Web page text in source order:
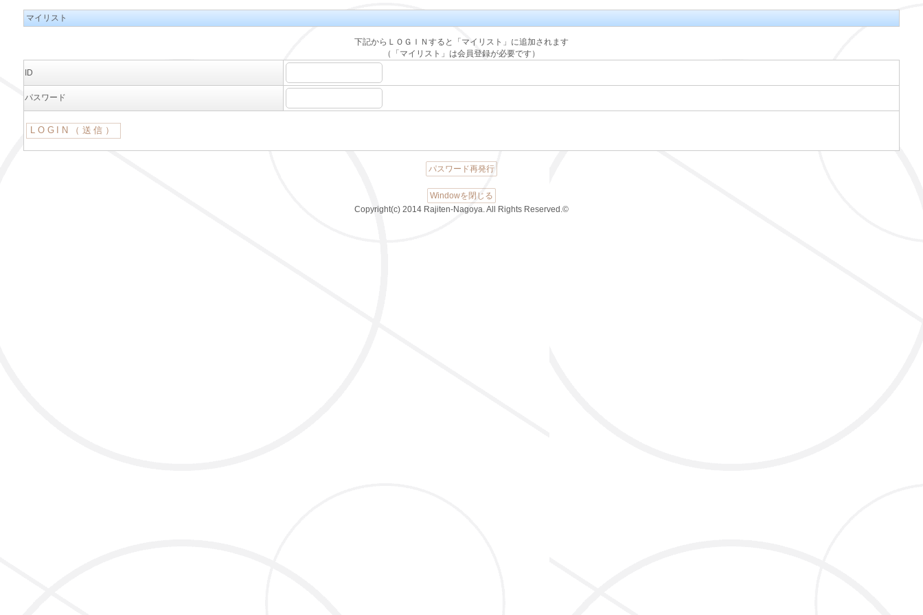
マイリスト
下記からＬＯＧＩＮすると「マイリスト」に追加されます
（「マイリスト」は会員登録が必要です）
ID
パスワード
パスワード再発行
Windowを閉じる
Copyright(c) 2014 Rajiten-Nagoya. All Rights Reserved.©